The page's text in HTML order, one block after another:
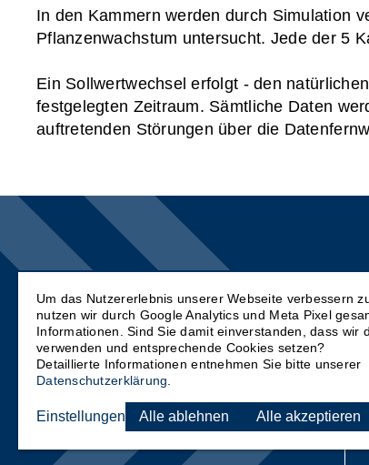
In den Kammern werden durch Simulation
Pflanzenwachstum untersucht. Jede der 5
Ein Sollwertwechsel erfolgt - den
festgelegten Zeitraum. Sämtliche Daten
auftretenden Störungen über die
KÄLTE-KLIMA GmbH Bertuleit &
Müller
Hameln - Hannover
Joh. Mattern KÄLTE-KLIMA GmbH
Um das Nutzererlebnis unserer Webseite verbessern
nutzen wir durch Google Analytics und Meta Pixel
Informationen.Sind Sie damit einverstanden, dass wir
verwenden und entsprechende Cookies setzen?
Detaillierte Informationen entnehmen Sie bitte unserer
Datenschutzerklärung
Einstellungen Alle ablehnen Alle akzeptieren